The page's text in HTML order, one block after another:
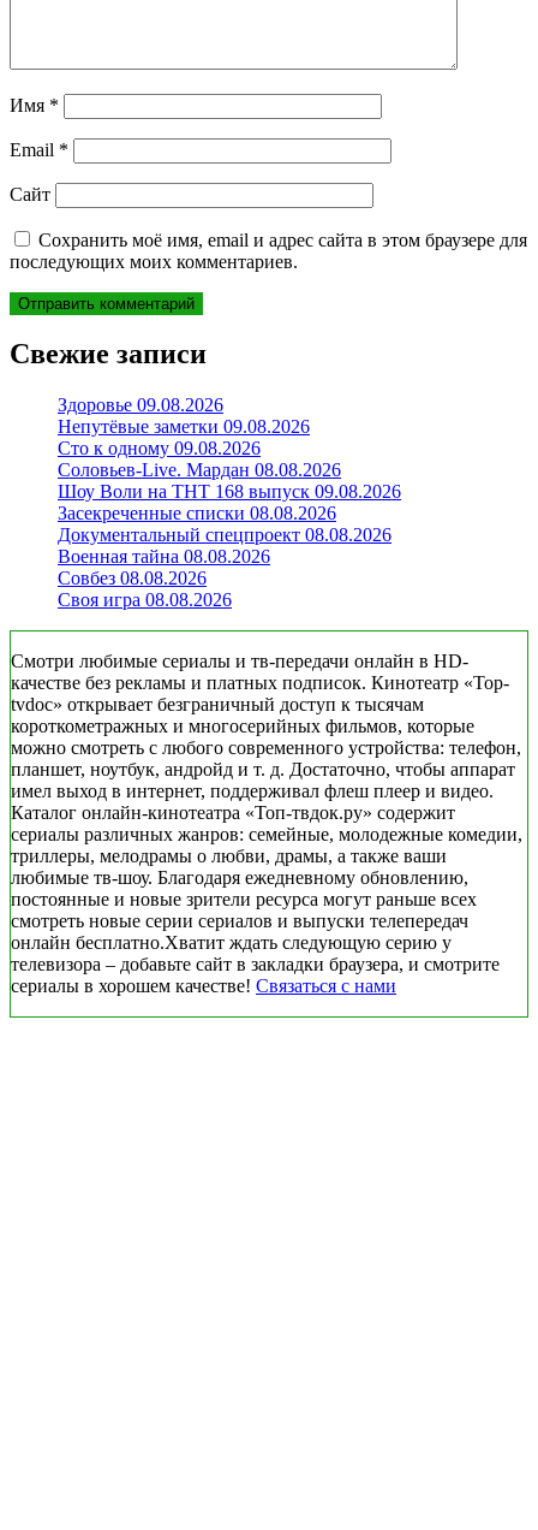
Имя *
Email *
Сайт
Сохранить моё имя, email и адрес сайта в этом браузере для
последующих моих комментариев.
Свежие записи
Здоровье 09.08.2026
Непутёвые заметки 09.08.2026
Сто к одному 09.08.2026
Соловьев-Live. Мардан 08.08.2026
Шоу Воли на ТНТ 168 выпуск 09.08.2026
Засекреченные списки 08.08.2026
Документальный спецпроект 08.08.2026
Военная тайна 08.08.2026
Совбез 08.08.2026
Своя игра 08.08.2026
Смотри любимые сериалы и тв-передачи онлайн в HD-
качестве без рекламы и платных подписок. Кинотеатр «Top-
tvdoc» открывает безграничный доступ к тысячам
короткометражных и многосерийных фильмов, которые
можно смотреть с любого современного устройства: телефон,
планшет, ноутбук, андройд и т. д. Достаточно, чтобы аппарат
имел выход в интернет, поддерживал флеш плеер и видео.
Каталог онлайн-кинотеатра «Топ-твдок.ру» содержит
сериалы различных жанров: семейные, молодежные комедии,
триллеры, мелодрамы о любви, драмы, а также ваши
любимые тв-шоу. Благодаря ежедневному обновлению,
постоянные и новые зрители ресурса могут раньше всех
смотреть новые серии сериалов и выпуски телепередач
онлайн бесплатно.Хватит ждать следующую серию у
телевизора – добавьте сайт в закладки браузера, и смотрите
сериалы в хорошем качестве! Связаться с нами